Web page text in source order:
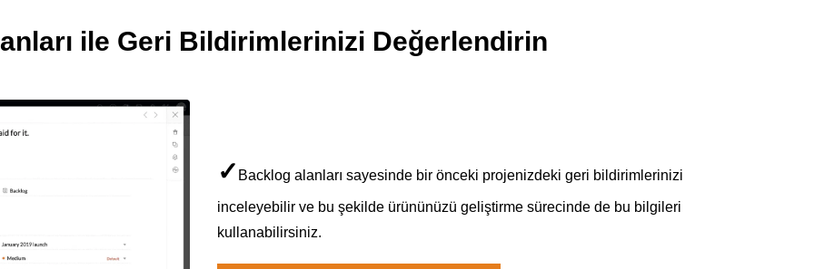
ile Geri Bildirimlerinizi Değerlendirin
✓ Backlog alanları sayesinde bir önceki projenizdeki geri bildirimlerinizi
inceleyebilir ve bu şekilde ürününüzü geliştirme sürecinde de bu bilgileri
kullanabilirsiniz.